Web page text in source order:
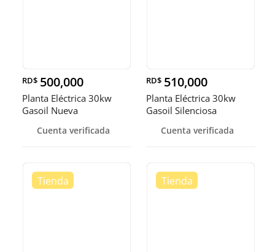
RD$ 500,000
Planta Eléctrica 30kw
Gasoil Nueva
Cuenta verificada
RD$ 510,000
Planta Eléctrica 30kw
Gasoil Silenciosa
Cuenta verificada